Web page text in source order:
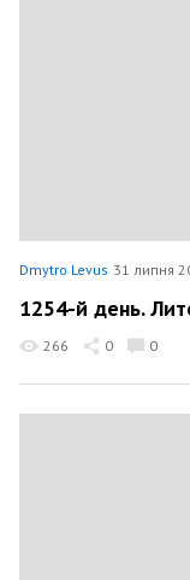
Dmytro Levus 31 липня
1254-й день.
266 0 0